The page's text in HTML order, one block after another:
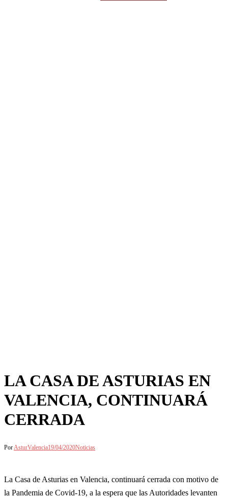
LA CASA DE ASTURIAS EN
VALENCIA, CONTINUARÁ
CERRADA
PorAsturValencia19/04/2020Noticias
La Casa de Asturias en Valencia, continuará cerrada con motivo de
la Pandemia de Covid-19, a la espera que las Autoridades levanten